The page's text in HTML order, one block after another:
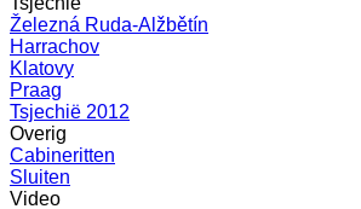
Železná Ruda-Alžbětín
Harrachov
Klatovy
Praag
Tsjechië 2012
Overig
Cabineritten
Sluiten
Video